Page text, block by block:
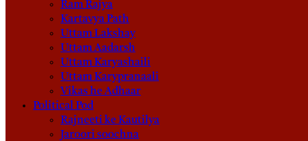
Ram Rajya
Kartavya Path
Uttam Lakshay
Uttam Aadarsh
Uttam Karyashaili
Uttam Karypranaali
Vikas he Adhaar
Political Pod
Rajneeti ke Kautilya
Jaroori soochna